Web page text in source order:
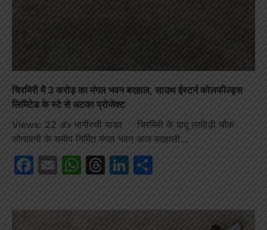
चिरमिरी में 3 करोड़ का मंगल भवन बदहाल, साउथ ईस्टर्न कोलफील्ड्स
लिमिटेड के स्टे से अटका प्रोजेक्ट
Views: 22 ✍️ भागीरथी यादव चिरमिरी के दादू लाहिड़ी चौक
सोनावनी के समीप निर्मित मंगल भवन आज बदहाली…
Facebook
EmailWhatsApp
Threads
LinkedIn